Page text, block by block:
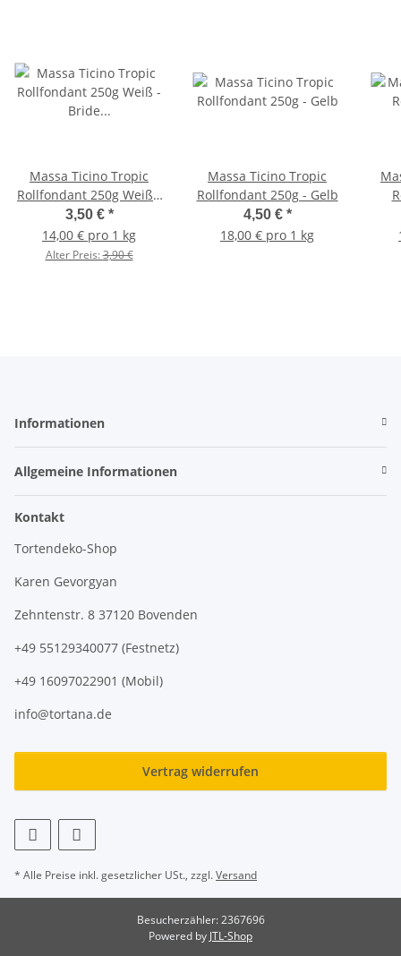
Massa Ticino Tropic
Rollfondant 250g Weiß -
Bride White
3,50 € *
14,00 € pro 1 kg
Alter Preis:3,90 €
Massa Ticino Tropic
Rollfondant 250g - Gelb
4,50 € *
18,00 € pro 1 kg
Informationen
Allgemeine Informationen
Kontakt
Tortendeko-Shop
Karen Gevorgyan
Zehntenstr. 8 37120 Bovenden
+49 55129340077 (Festnetz)
+49 16097022901 (Mobil)
info@tortana.de
Vertrag widerrufen
* Alle Preise inkl. gesetzlicher USt., zzgl.Versand
Besucherzähler: 2367696
Powered by JTL-Shop